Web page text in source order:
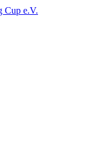
Cup e.V.